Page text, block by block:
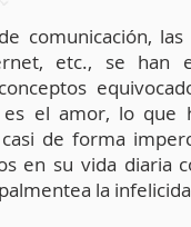
comunicación, las
etc., se han
conceptos
el amor, lo que
casi de forma
en su vida diaria
la